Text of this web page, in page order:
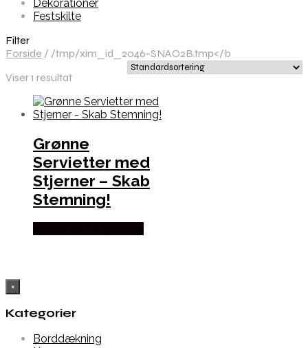
Dekorationer
Festskilte
Filter
Forside / /tmp/xim_id_2046-SNAO2B.tmp</b
Viser 1 resultat
Grønne
Servietter med
Stjerner – Skab
Stemning!
×
Kategorier
Borddækning